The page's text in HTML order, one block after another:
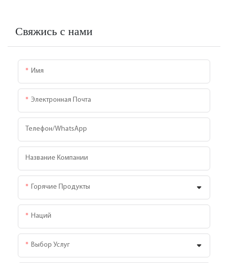
Свяжись с нами
Имя
Электронная Почта
Телефон/WhatsApp
Название Компании
Горячие Продукты
Наций
Выбор Услуг